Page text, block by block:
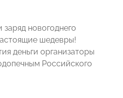
новогоднего
шедевры!
деньги организаторы
Российского